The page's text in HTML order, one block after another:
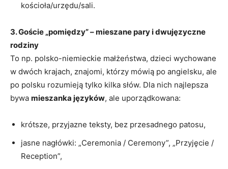
kościoła/urzędu/sali.
3. Goście „pomiędzy” – mieszane pary i dwujęzyczne
rodziny
To np. polsko-niemieckie małżeństwa, dzieci wychowane
w dwóch krajach, znajomi, którzy mówią po angielsku, ale
po polsku rozumieją tylko kilka słów. Dla nich najlepsza
bywa mieszanka języków, ale uporządkowana:
krótsze, przyjazne teksty, bez przesadnego patosu,
jasne nagłówki: „Ceremonia / Ceremony”, „Przyjęcie /
Reception”,